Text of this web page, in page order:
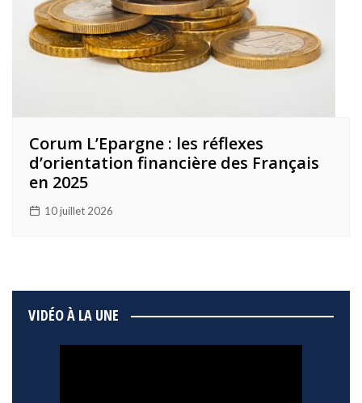
Corum L’Epargne : les réflexes
d’orientation financière des Français
en 2025
10 juillet 2026
VIDÉO À LA UNE